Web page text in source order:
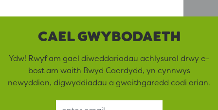
CAEL GWYBODAETH
Ydw! Rwyf am gael diweddariadau achlysurol drwy e-
bost am waith Bwyd Caerdydd, yn cynnwys
newyddion, digwyddiadau a gweithgaredd codi arian.